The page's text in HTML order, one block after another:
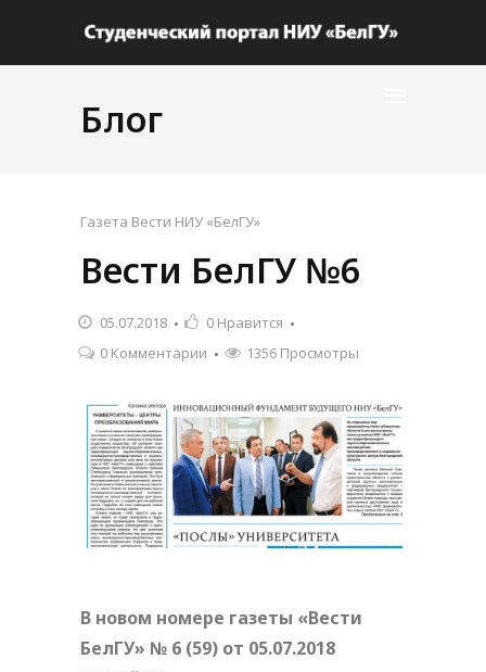
Блог
Газета Вести НИУ «БелГУ»
Вести БелГУ №6
05.07.2018 0 Нравится
0 Комментарии
1356 Просмотры
В новом номере газеты «Вести
БелГУ» № 6 (59) от 05.07.2018